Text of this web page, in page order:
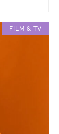
FILM & TV